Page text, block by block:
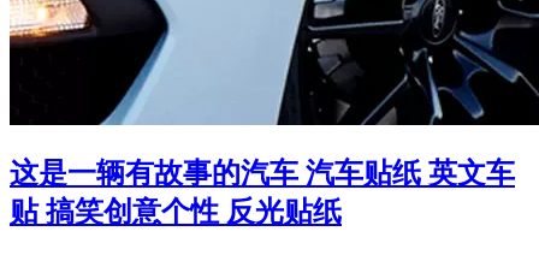
这是一辆有故事的汽车 汽车贴纸 英文车
贴 搞笑创意个性 反光贴纸